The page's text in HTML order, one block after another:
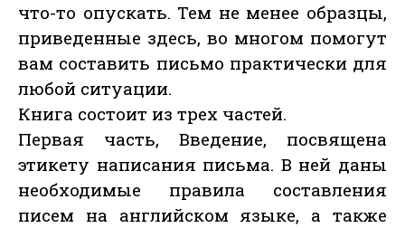
что-то опускать. Тем не менее образцы,
приведенные здесь, во многом помогут
вам составить письмо практически для
любой ситуации.
Книга состоит из трех частей.
Первая часть, Введение, посвящена
этикету написания письма. В ней даны
необходимые правила составления
писем на английском языке, а также